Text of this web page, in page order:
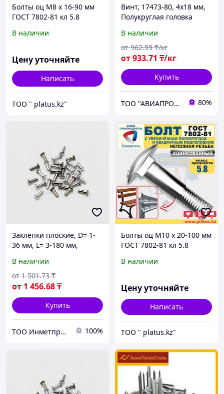
Болты оц М8 х 16-90 мм
ГОСТ 7802-81 кл 5.8
ДОРОЖНЫЙ
В наличии
Цену уточняйте
Написать
ТОО " platus.kz"
Винт, 17473-80, 4х18 мм,
Полукруглая головка
В наличии
от933.71 ₸/кг
от 962.59 ₸/кг
Купить
ТОО "АВИАПРОМСТАЛЬ" 80%
Заклепки плоские, D= 1-
36 мм, L= 3-180 мм,
сталь; нержавеющая
сталь...
В наличии
от 1 456.68₸
от 1 501.73 ₸
Купить
ТОО Инметпром 100%
Болты оц М10 х 20-100 мм
ГОСТ 7802-81 кл 5.8
ДОРОЖНЫЙ
В наличии
Цену уточняйте
Написать
ТОО " platus.kz"